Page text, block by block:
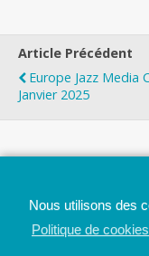
Article Précédent
Europe Jazz Media
Janvier 2025
Nous utilisons des
Politique de cookies